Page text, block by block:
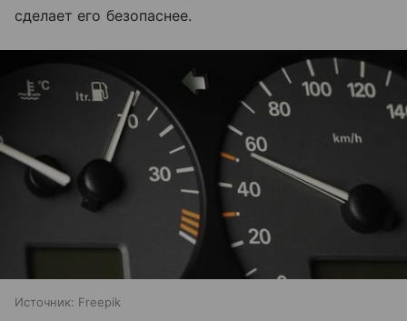
сделает его безопаснее.
Источник: Freepik